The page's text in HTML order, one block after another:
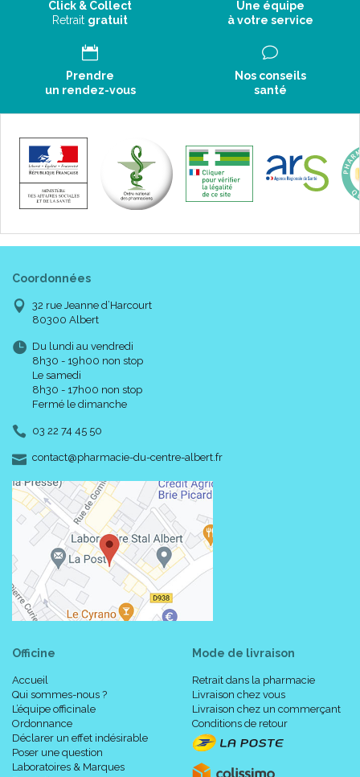
Click & Collect
Retrait gratuit
Une équipe
à votre service
Prendre
un rendez-vous
Nos conseils
santé
Coordonnées
32 rue Jeanne d’Harcourt
80300 Albert
Du lundi au vendredi
8h30 - 19h00 non stop
Le samedi
8h30 - 17h00 non stop
Fermé le dimanche
03 22 74 45 50
contact-
@-
pharmacie-du-centre-albert.fr
Officine
Accueil
Qui sommes-nous ?
L’équipe officinale
Ordonnance
Déclarer un effet indésirable
Poser une question
Laboratoires & Marques
Mode de livraison
Retrait dans la pharmacie
Livraison chez vous
Livraison chez un commerçant
Conditions de retour